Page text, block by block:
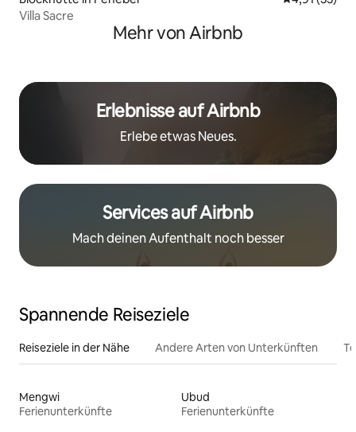
Villa Sacre
Mehr von Airbnb
Erlebnisse auf Airbnb
Erlebe etwas Neues.
Services auf Airbnb
Mach deinen Aufenthalt noch besser
Spannende Reiseziele
Reiseziele in der Nähe Andere Arten von Unterkünften
Mengwi
Ferienunterkünfte
Ubud
Ferienunterkünfte